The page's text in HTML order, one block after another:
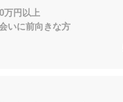
万円以上
いに前向きな方